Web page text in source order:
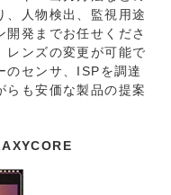
、人物検出、監視用途
開発までお任せくださ
レンズの変更が可能で
のセンサ、ISPを調達
らも安価な製品の提案